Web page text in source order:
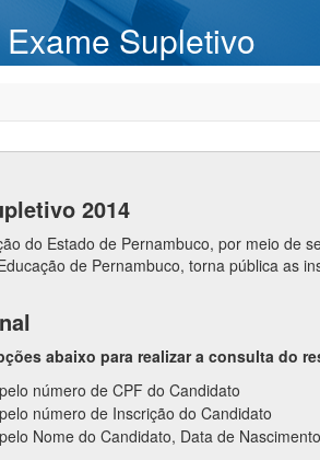
Supletivo
2014
do Estado de Pernambuco, por meio de
de Pernambuco, torna pública as
abaixo para realizar a consulta do
número de CPF do Candidato
número de Inscrição do Candidato
Nome do Candidato, Data de